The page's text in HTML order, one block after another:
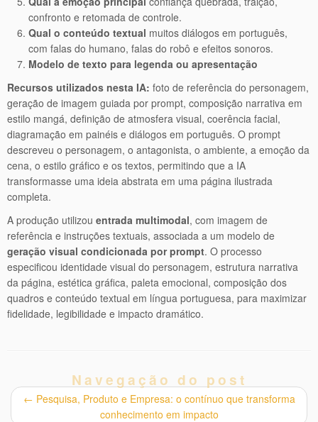
confronto e retomada de controle.
Qual o conteúdo textual muitos diálogos em português,
com falas do humano, falas do robô e efeitos sonoros.
Modelo de texto para legenda ou apresentação
Recursos utilizados nesta IA: foto de referência do personagem,
geração de imagem guiada por prompt, composição narrativa em
estilo mangá, definição de atmosfera visual, coerência facial,
diagramação em painéis e diálogos em português. O prompt
descreveu o personagem, o antagonista, o ambiente, a emoção da
cena, o estilo gráfico e os textos, permitindo que a IA
transformasse uma ideia abstrata em uma página ilustrada
completa.
A produção utilizou entrada multimodal, com imagem de
referência e instruções textuais, associada a um modelo de
geração visual condicionada por prompt. O processo
especificou identidade visual do personagem, estrutura narrativa
da página, estética gráfica, paleta emocional, composição dos
quadros e conteúdo textual em língua portuguesa, para maximizar
fidelidade, legibilidade e impacto dramático.
Navegação do post
← Pesquisa, Produto e Empresa: o contínuo que transforma
conhecimento em impacto